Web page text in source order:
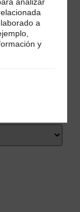
botellas de
de asas de
a
y